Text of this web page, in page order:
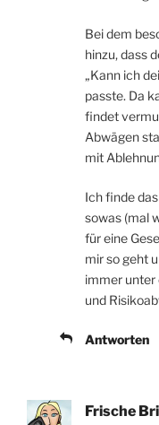
Bei dem
hinzu, dass
„Kann ich
passte. Da
findet
Abwägen
mit
Ich finde
sowas (mal
für eine
mir so geht
immer unter
und
Antworten
Frische